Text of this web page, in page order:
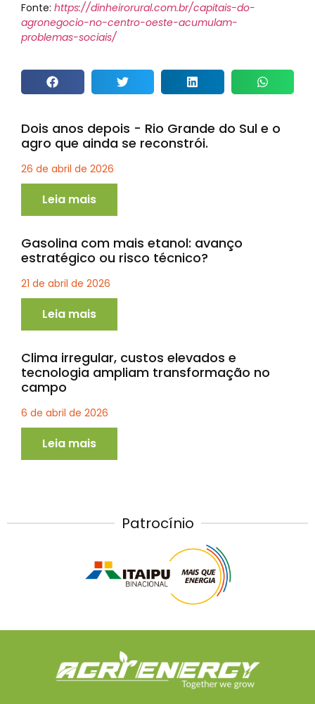
Fonte: https://dinheirorural.com.br/capitais-do-
agronegocio-no-centro-oeste-acumulam-
problemas-sociais/
Dois anos depois - Rio Grande do Sul e o
agro que ainda se reconstrói.
26 de abril de 2026
Leia mais
Gasolina com mais etanol: avanço
estratégico ou risco técnico?
21 de abril de 2026
Leia mais
Clima irregular, custos elevados e
tecnologia ampliam transformação no
campo
6 de abril de 2026
Leia mais
Patrocínio